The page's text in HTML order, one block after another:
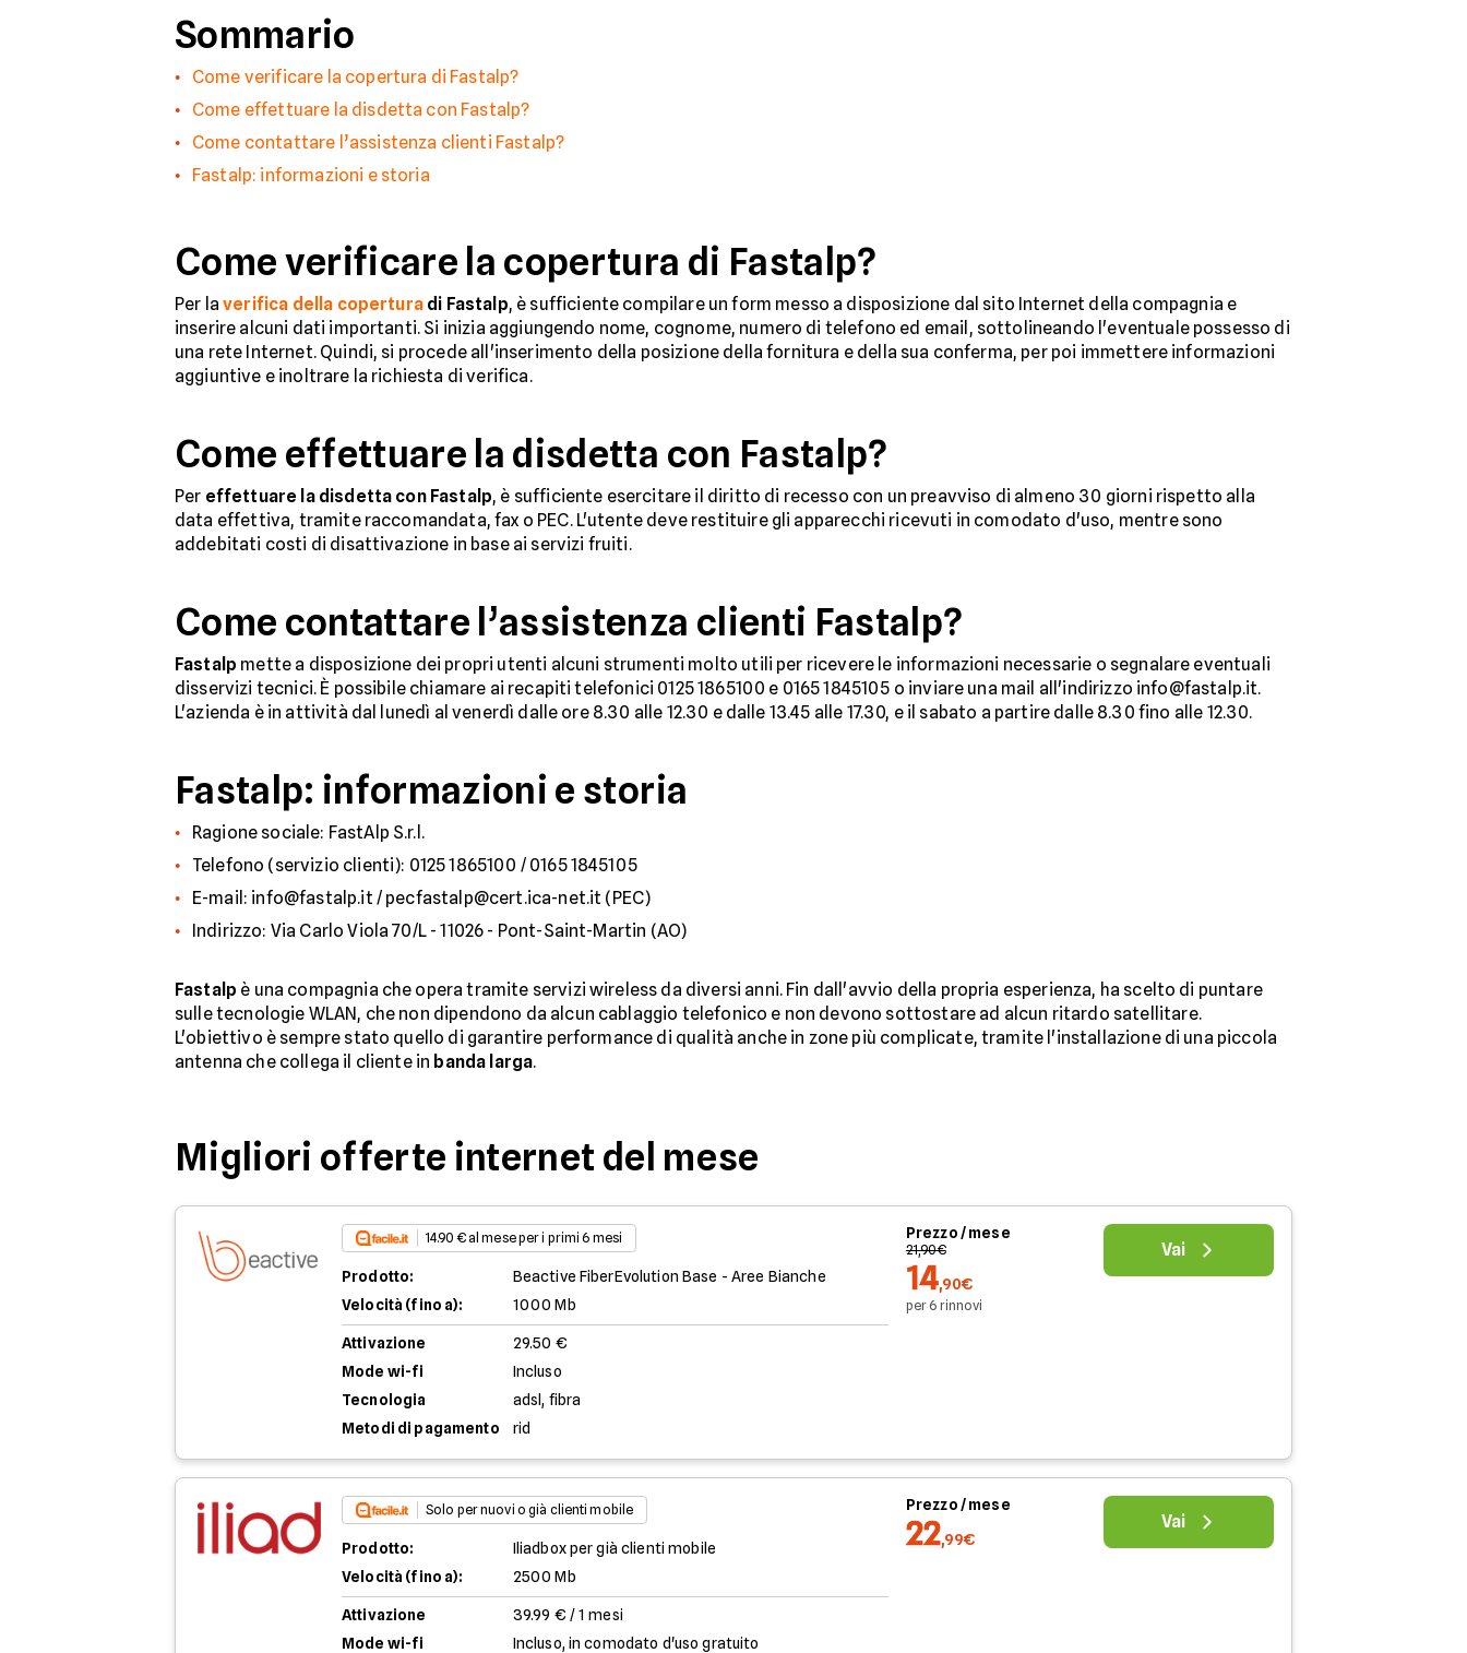
Sommario
Come verificare la copertura di Fastalp?
Come effettuare la disdetta con Fastalp?
Come contattare l’assistenza clienti Fastalp?
Fastalp: informazioni e storia
Come verificare la copertura di Fastalp?
Per laverifica della copertura di Fastalp, è sufficiente compilare un form messo a disposizione dal sito Internet della compagnia e
inserire alcuni dati importanti. Si inizia aggiungendo nome, cognome, numero di telefono ed email, sottolineando l'eventuale possesso di
una rete Internet. Quindi, si procede all'inserimento della posizione della fornitura e della sua conferma, per poi immettere informazioni
aggiuntive e inoltrare la richiesta di verifica.
Come effettuare la disdetta con Fastalp?
Per effettuare la disdetta con Fastalp, è sufficiente esercitare il diritto di recesso con un preavviso di almeno 30 giorni rispetto alla
data effettiva, tramite raccomandata, fax o PEC. L'utente deve restituire gli apparecchi ricevuti in comodato d'uso, mentre sono
addebitati costi di disattivazione in base ai servizi fruiti.
Come contattare l’assistenza clienti Fastalp?
Fastalp mette a disposizione dei propri utenti alcuni strumenti molto utili per ricevere le informazioni necessarie o segnalare eventuali
disservizi tecnici. È possibile chiamare ai recapiti telefonici 0125 1865100 e 0165 1845105 o inviare una mail all'indirizzo info@fastalp.it.
L'azienda è in attività dal lunedì al venerdì dalle ore 8.30 alle 12.30 e dalle 13.45 alle 17.30, e il sabato a partire dalle 8.30 fino alle 12.30.
Fastalp: informazioni e storia
Ragione sociale: FastAlp S.r.l.
Telefono (servizio clienti): 0125 1865100 / 0165 1845105
E-mail: info@fastalp.it / pecfastalp@cert.ica-net.it (PEC)
Indirizzo: Via Carlo Viola 70/L - 11026 - Pont-Saint-Martin (AO)
Fastalp è una compagnia che opera tramite servizi wireless da diversi anni. Fin dall'avvio della propria esperienza, ha scelto di puntare
sulle tecnologie WLAN, che non dipendono da alcun cablaggio telefonico e non devono sottostare ad alcun ritardo satellitare.
L'obiettivo è sempre stato quello di garantire performance di qualità anche in zone più complicate, tramite l'installazione di una piccola
antenna che collega il cliente in banda larga.
Migliori offerte internet del mese
14.90 € al mese per i primi 6 mesi
Prodotto:
Beactive FiberEvolution Base - Aree Bianche
Velocità (fino a):
1000 Mb
Attivazione
29.50 €
Mode wi-fi
Incluso
Tecnologia
adsl, fibra
Metodi di pagamento
rid
Prezzo / mese
21,90€
14,90€
per 6 rinnovi
Vai
Solo per nuovi o già clienti mobile
Prodotto:
Iliadbox per già clienti mobile
Velocità (fino a):
2500 Mb
Attivazione
39.99 € / 1 mesi
Mode wi-fi
Incluso, in comodato d'uso gratuito
Prezzo / mese
22,99€
Vai